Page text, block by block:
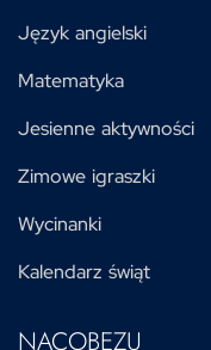
Język angielski
Matematyka
Jesienne aktywności
Zimowe igraszki
Wycinanki
Kalendarz świąt
NACOBEZU